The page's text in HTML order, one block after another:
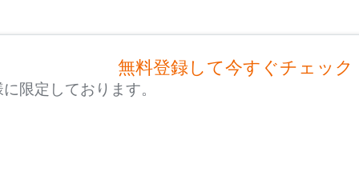
無料登録して今すぐチェック
限定しております。